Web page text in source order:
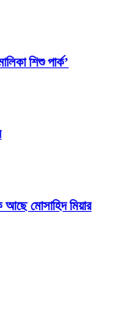
শিশু পার্ক’
মোসাহিদ মিয়ার